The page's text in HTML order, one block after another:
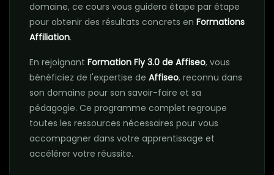
domaine, ce cours vous guidera étape par étape
pour obtenir des résultats concrets en Formations
Affiliation.
En rejoignant Formation Fly 3.0 de Affiseo, vous
bénéficiez de l'expertise de Affiseo, reconnu dans
son domaine pour son savoir-faire et sa
pédagogie. Ce programme complet regroupe
toutes les ressources nécessaires pour vous
accompagner dans votre apprentissage et
accélérer votre réussite.